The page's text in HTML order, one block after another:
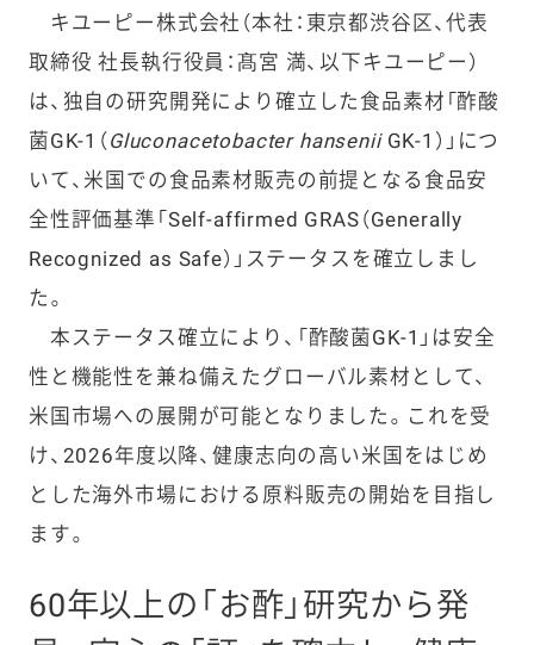
キユーピー株式会社（本社：東京都渋谷区、代表
取締役 社長執行役員：髙宮 満、以下キユーピー）
は、独自の研究開発により確立した食品素材「酢酸
菌GK-1（Gluconacetobacter hanseniiGK-1）」につ
いて、米国での食品素材販売の前提となる食品安
全性評価基準「Self-affirmed GRAS（Generally
Recognized as Safe）」ステータスを確立しまし
た。
本ステータス確立により、「酢酸菌GK-1」は安全
性と機能性を兼ね備えたグローバル素材として、
米国市場への展開が可能となりました。これを受
け、2026年度以降、健康志向の高い米国をはじめ
とした海外市場における原料販売の開始を目指し
ます。
60年以上の「お酢」研究から発